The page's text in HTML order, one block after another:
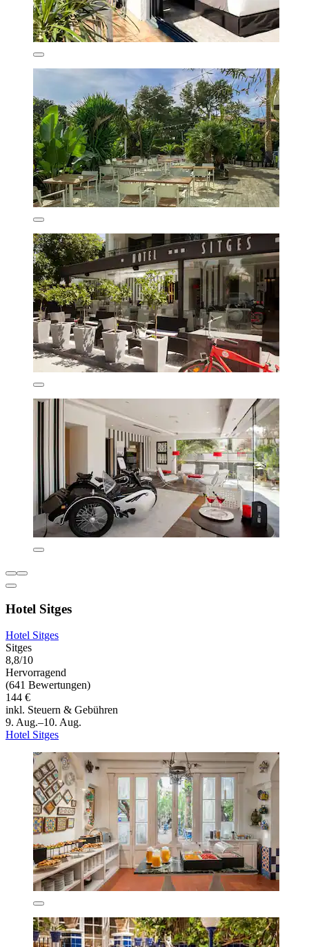
Hotel Sitges
Hotel Sitges
Sitges
8,8/10
Hervorragend
(641 Bewertungen)
144 €
inkl. Steuern & Gebühren
9. Aug.–10. Aug.
Hotel Sitges